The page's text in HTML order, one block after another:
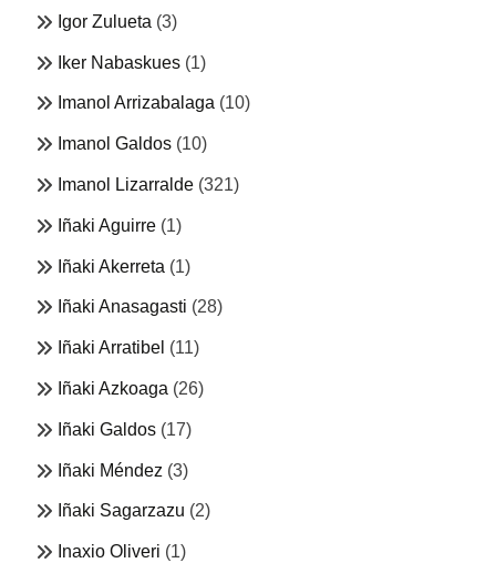
Igor Zulueta (3)
Iker Nabaskues (1)
Imanol Arrizabalaga (10)
Imanol Galdos (10)
Imanol Lizarralde (321)
Iñaki Aguirre (1)
Iñaki Akerreta (1)
Iñaki Anasagasti (28)
Iñaki Arratibel (11)
Iñaki Azkoaga (26)
Iñaki Galdos (17)
Iñaki Méndez (3)
Iñaki Sagarzazu (2)
Inaxio Oliveri (1)